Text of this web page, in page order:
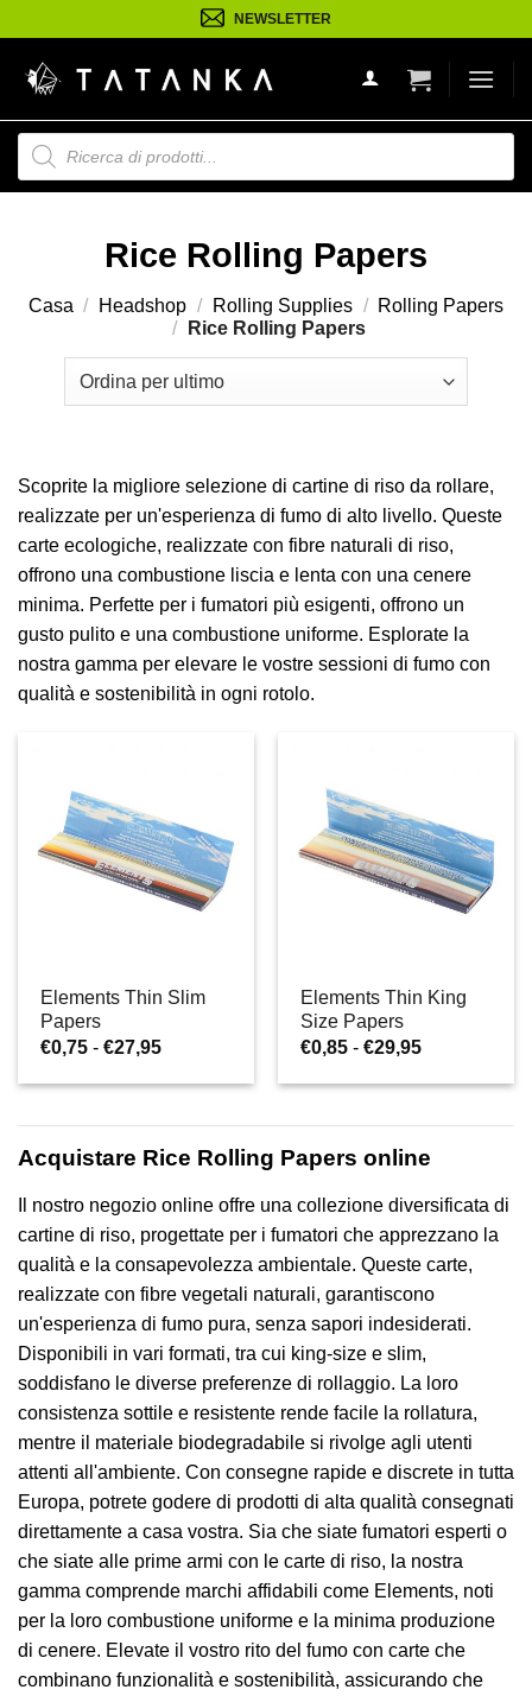
ai
contenuti
NEWSLETTER
Ricerca
prodotti
Rice Rolling Papers
Casa / Headshop / Rolling Supplies /
Rolling Papers
/
Rice Rolling Papers
Scoprite la migliore selezione di cartine di riso da rollare,
realizzate per un'esperienza di fumo di alto livello. Queste
carte ecologiche, realizzate con fibre naturali di riso,
offrono una combustione liscia e lenta con una cenere
minima. Perfette per i fumatori più esigenti, offrono un
gusto pulito e una combustione uniforme. Esplorate la
nostra gamma per elevare le vostre sessioni di fumo con
qualità e sostenibilità in ogni rotolo.
Elements Thin Slim
Papers
€0,75 - €27,95Fascia
prezzo:
€0,75
€27,95
Elements Thin King
Size Papers
€0,85 - €29,95Fascia
prezzo:
€0,85
€29,95
Acquistare Rice Rolling Papers online
Il nostro negozio online offre una collezione diversificata di
cartine di riso, progettate per i fumatori che apprezzano la
qualità e la consapevolezza ambientale. Queste carte,
realizzate con fibre vegetali naturali, garantiscono
un'esperienza di fumo pura, senza sapori indesiderati.
Disponibili in vari formati, tra cui king-size e slim,
soddisfano le diverse preferenze di rollaggio. La loro
consistenza sottile e resistente rende facile la rollatura,
mentre il materiale biodegradabile si rivolge agli utenti
attenti all'ambiente. Con consegne rapide e discrete in tutta
Europa, potrete godere di prodotti di alta qualità consegnati
direttamente a casa vostra. Sia che siate fumatori esperti o
che siate alle prime armi con le carte di riso, la nostra
gamma comprende marchi affidabili come Elements, noti
per la loro combustione uniforme e la minima produzione
di cenere. Elevate il vostro rito del fumo con carte che
combinano funzionalità e sostenibilità, assicurando che